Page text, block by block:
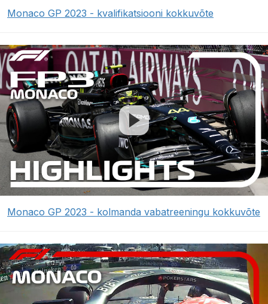
Monaco GP 2023 - kvalifikatsiooni kokkuvõte
Monaco GP 2023 - kolmanda vabatreeningu kokkuvõte